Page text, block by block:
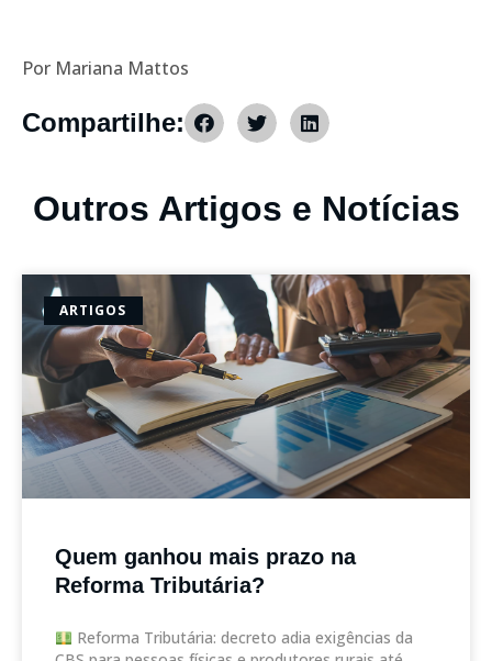
Por Mariana Mattos
Compartilhe:
Outros Artigos e Notícias
ARTIGOS
Quem ganhou mais prazo na
Reforma Tributária?
Reforma Tributária: decreto adia exigências da